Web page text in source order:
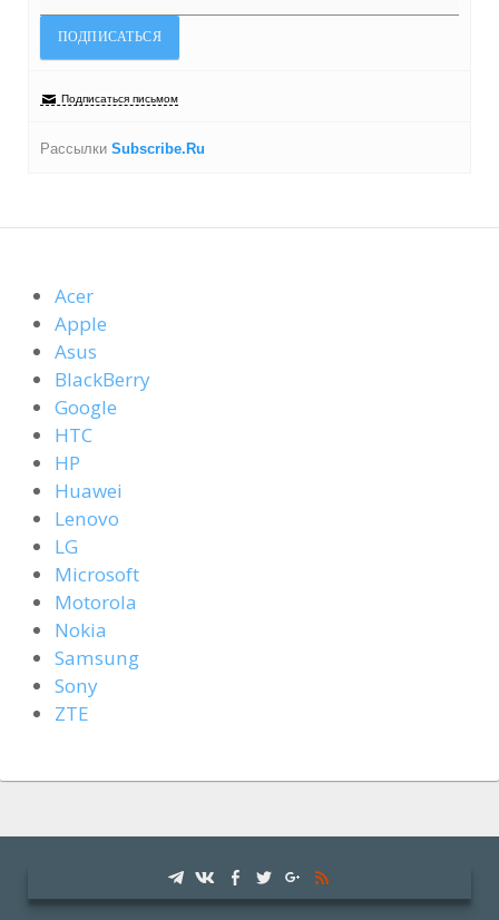
Подписаться письмом
Рассылки Subscribe.Ru
Acer
Apple
Asus
BlackBerry
Google
HTC
HP
Huawei
Lenovo
LG
Microsoft
Motorola
Nokia
Samsung
Sony
ZTE